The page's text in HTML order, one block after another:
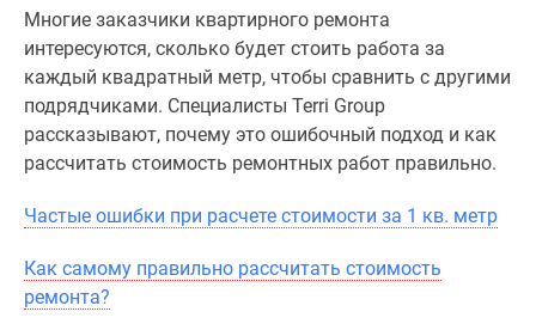
предложения
Коммерческие
помещения
Продавцы
застройщики
новостроек
Видеообзор
новостроек
Экспертиза
Многие заказчики квартирного ремонта
интересуются, сколько будет стоить работа за
каждый квадратный метр, чтобы сравнить с другими
подрядчиками. Специалисты Terri Group
рассказывают, почему это ошибочный подход и как
рассчитать стоимость ремонтных работ правильно.
Частые ошибки при расчете стоимости за 1 кв. метр
Как самому правильно рассчитать стоимость
ремонта?